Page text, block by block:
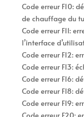
Code erreur F10:
de chauffage du
Code erreur F11:
l’interface
Code erreur F12:
Code erreur F13:
Code erreur F16:
Code erreur F18:
Code erreur F19:
Code erreur F20: